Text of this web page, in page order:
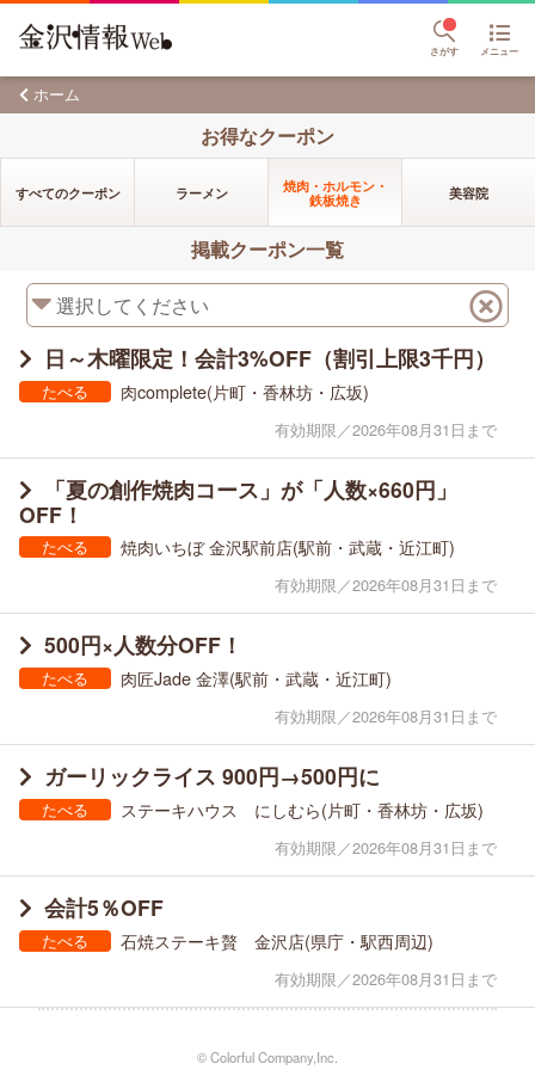
さがす メニュー
ホーム
お得なクーポン
すべてのクーポン ラーメン 焼肉・ホルモン・
鉄板焼き 美容院
掲載クーポン一覧
日～木曜限定！会計3%OFF（割引上限3千円）
たべる 肉complete(片町・香林坊・広坂)
有効期限／2026年08月31日まで
「夏の創作焼肉コース」が「人数×660円」
OFF！
たべる 焼肉いちぼ 金沢駅前店(駅前・武蔵・近江町)
有効期限／2026年08月31日まで
500円×人数分OFF！
たべる 肉匠Jade 金澤(駅前・武蔵・近江町)
有効期限／2026年08月31日まで
ガーリックライス 900円→500円に
たべる ステーキハウス にしむら(片町・香林坊・広坂)
有効期限／2026年08月31日まで
会計5％OFF
たべる 石焼ステーキ贅 金沢店(県庁・駅西周辺)
有効期限／2026年08月31日まで
© Colorful Company,Inc.